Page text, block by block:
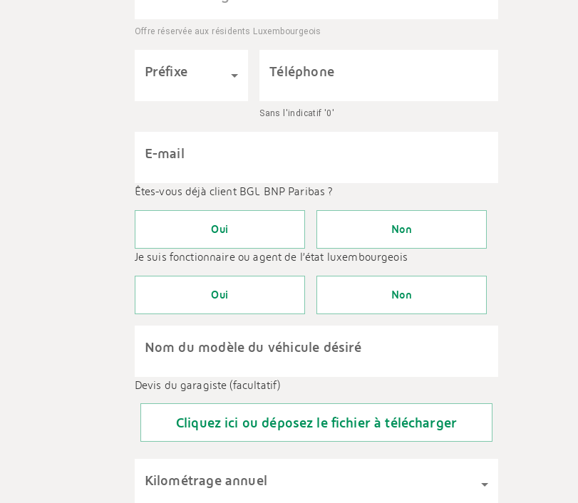
Offre réservée aux résidents Luxembourgeois
Préfixe Téléphone
Sans l'indicatif '0'
E-mail
Êtes-vous déjà client BGL BNP Paribas ?
Oui Non
Je suis fonctionnaire ou agent de l’état luxembourgeois
Oui Non
Nom du modèle du véhicule désiré
Devis du garagiste (facultatif)
Cliquez ici ou déposez le fichier à télécharger
Kilométrage annuel